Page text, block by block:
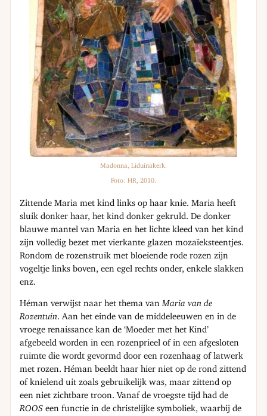
Madonna, Liduinakerk.
Foto: HR, 2010.
Zittende Maria met kind links op haar knie. Maria heeft
sluik donker haar, het kind donker gekruld. De donker
blauwe mantel van Maria en het lichte kleed van het kind
zijn volledig bezet met vierkante glazen mozaïeksteentjes.
Rondom de rozenstruik met bloeiende rode rozen zijn
vogeltje links boven, een egel rechts onder, enkele slakken
enz.
Héman verwijst naar het thema vanMaria van de
Rozentuin. Aan het einde van de middeleeuwen en in de
vroege renaissance kan de ‘Moeder met het Kind’
afgebeeld worden in een rozenprieel of in een afgesloten
ruimte die wordt gevormd door een rozenhaag of latwerk
met rozen. Héman beeldt haar hier niet op de rond zittend
of knielend uit zoals gebruikelijk was, maar zittend op
een niet zichtbare troon. Vanaf de vroegste tijd had de
ROOS een functie in de christelijke symboliek, waarbij de